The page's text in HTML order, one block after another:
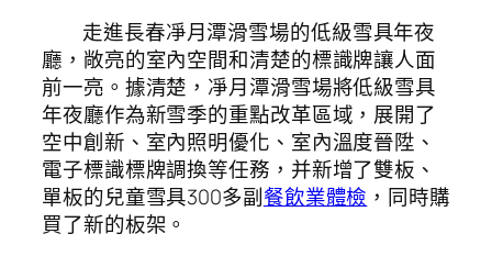
走進長春凈月潭滑雪場的低級雪具年夜
廳，敞亮的室內空間和清楚的標識牌讓人面
前一亮。據清楚，凈月潭滑雪場將低級雪具
年夜廳作為新雪季的重點改革區域，展開了
空中創新、室內照明優化、室內溫度晉陞、
電子標識標牌調換等任務，并新增了雙板、
單板的兒童雪具300多副餐飲業體檢 ，同時購
買了新的板架。